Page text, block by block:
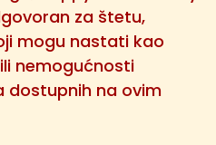
za štetu,
mogu nastati kao
nemogućnosti
dostupnih na ovim